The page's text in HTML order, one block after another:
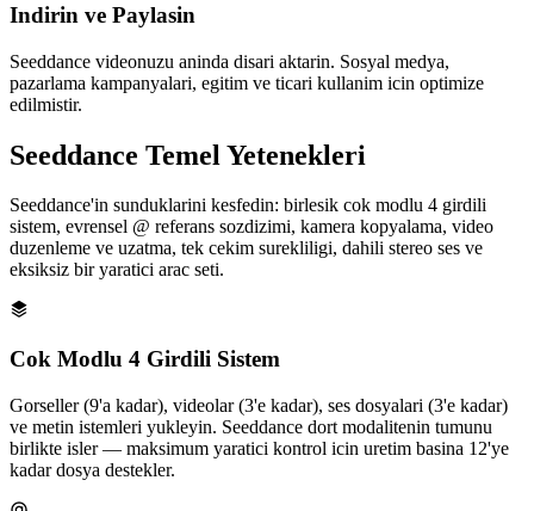
Indirin ve Paylasin
Seeddance videonuzu aninda disari aktarin. Sosyal medya,
pazarlama kampanyalari, egitim ve ticari kullanim icin optimize
edilmistir.
Seeddance Temel Yetenekleri
Seeddance'in sunduklarini kesfedin: birlesik cok modlu 4 girdili
sistem, evrensel @ referans sozdizimi, kamera kopyalama, video
duzenleme ve uzatma, tek cekim surekliligi, dahili stereo ses ve
eksiksiz bir yaratici arac seti.
Cok Modlu 4 Girdili Sistem
Gorseller (9'a kadar), videolar (3'e kadar), ses dosyalari (3'e kadar)
ve metin istemleri yukleyin. Seeddance dort modalitenin tumunu
birlikte isler — maksimum yaratici kontrol icin uretim basina 12'ye
kadar dosya destekler.